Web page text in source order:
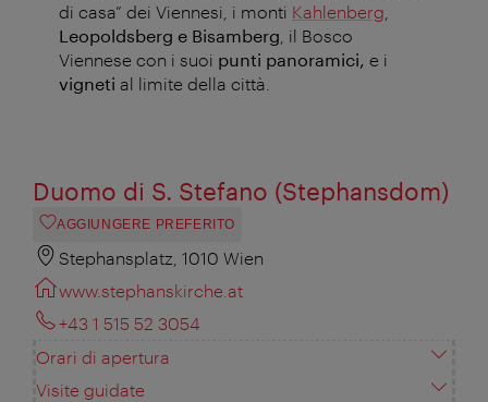
di casa” dei Viennesi, i monti Kahlenberg
Leopoldsberg e Bisamberg , il Bosco
Viennese con i suoi punti panoramici, e i
vigneti al limite della città.
Duomo di S. Stefano (Stephansdom)
AGGIUNGERE PREFERITO
Stephansplatz, 1010 Wien
www.stephanskirche.at
+43 1 515 52 3054
Orari di apertura
Visite guidate